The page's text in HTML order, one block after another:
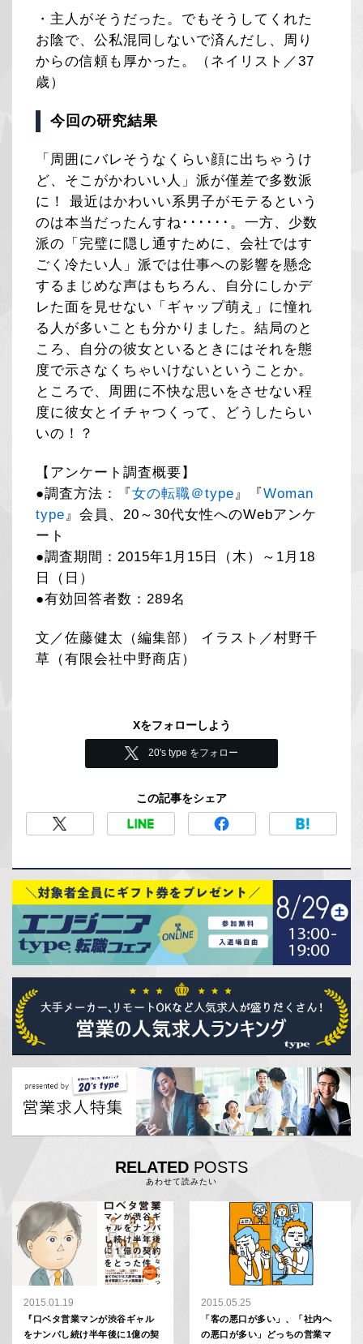
・主人がそうだった。でもそうしてくれた
お陰で、公私混同しないで済んだし、周り
からの信頼も厚かった。（ネイリスト／37
歳）
今回の研究結果
「周囲にバレそうなくらい顔に出ちゃうけ
ど、そこがかわいい人」派が僅差で多数派
に！ 最近はかわいい系男子がモテるという
のは本当だったんすね･･････。一方、少数
派の「完璧に隠し通すために、会社ではす
ごく冷たい人」派では仕事への影響を懸念
するまじめな声はもちろん、自分にしかデ
レた面を見せない「ギャップ萌え」に憧れ
る人が多いことも分かりました。結局のと
ころ、自分の彼女といるときにはそれを態
度で示さなくちゃいけないということか。
ところで、周囲に不快な思いをさせない程
度に彼女とイチャつくって、どうしたらい
いの！？
【アンケート調査概要】
●調査方法：『女の転職＠type』『Woman
type』会員、20～30代女性へのWebアンケ
ート
●調査期間：2015年1月15日（木）～1月18
日（日）
●有効回答者数：289名
文／佐藤健太（編集部） イラスト／村野千
草（有限会社中野商店）
Xをフォローしよう
20's type をフォロー
この記事をシェア
RELATED POSTS
あわせて読みたい
2015.01.19
『口ベタ営業マンが渋谷ギャル
をナンパし続け半年後に1億の契
2015.05.25
「客の悪口が多い」、「社内へ
の悪口が多い」どっちの営業マ